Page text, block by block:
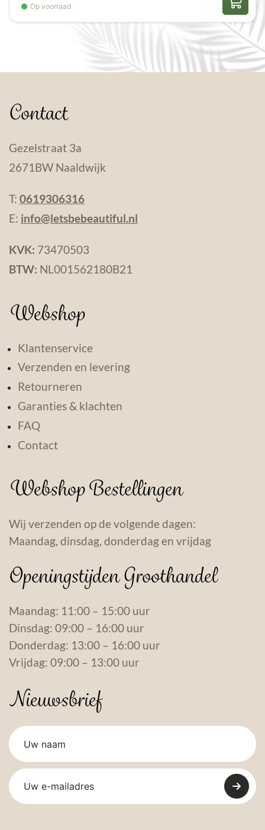
Op voorraad
Contact
Gezelstraat 3a
2671BW Naaldwijk
T: 0619306316
E: info@letsbebeautiful.nl
KVK: 73470503
BTW: NL001562180B21
Webshop
Klantenservice
Verzenden en levering
Retourneren
Garanties & klachten
FAQ
Contact
Webshop Bestellingen
Wij verzenden op de volgende dagen:
Maandag, dinsdag, donderdag en vrijdag
Openingstijden Groothandel
Maandag: 11:00 – 15:00 uur
Dinsdag: 09:00 – 16:00 uur
Donderdag: 13:00 – 16:00 uur
Vrijdag: 09:00 – 13:00 uur
Nieuwsbrief